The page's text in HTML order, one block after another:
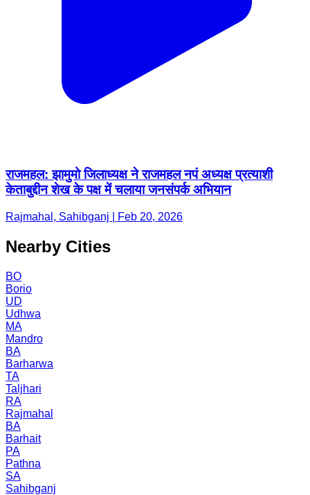
राजमहल: झामुमो जिलाध्यक्ष ने राजमहल नपं अध्यक्ष प्रत्याशी
केताबुद्दीन शेख के पक्ष में चलाया जनसंपर्क अभियान
Rajmahal, Sahibganj | Feb 20, 2026
Nearby Cities
BO
Borio
UD
Udhwa
MA
Mandro
BA
Barharwa
TA
Taljhari
RA
Rajmahal
BA
Barhait
PA
Pathna
SA
Sahibganj